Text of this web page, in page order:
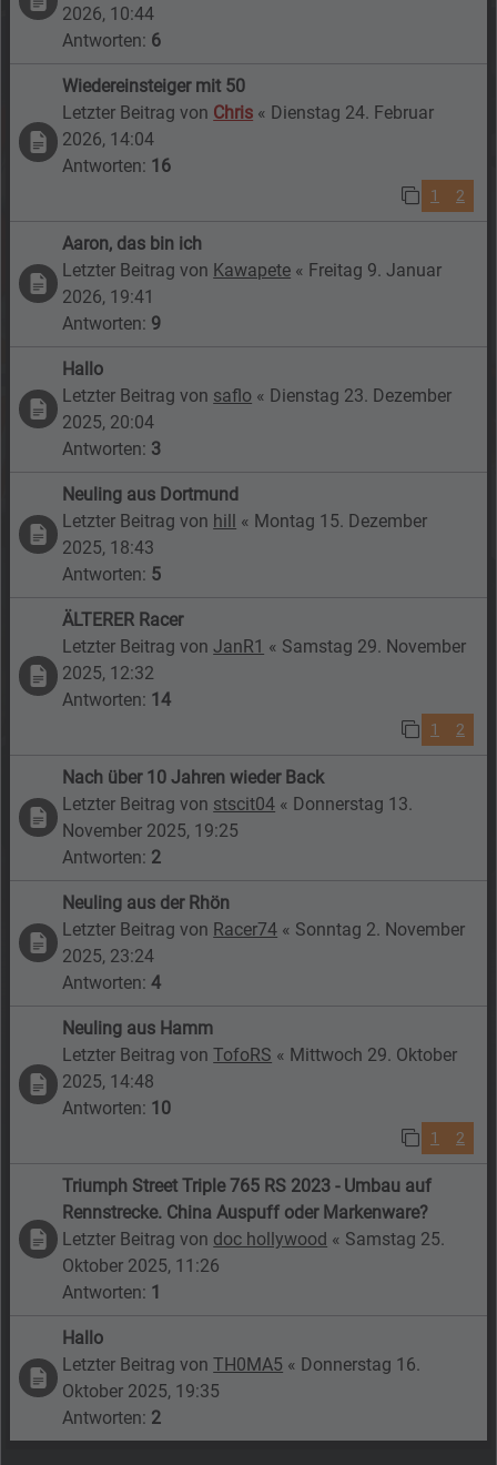
2026, 10:44
Antworten: 6
Wiedereinsteiger mit 50
Letzter Beitrag von Chris « Dienstag 24. Februar
2026, 14:04
Antworten: 16
1 2
Aaron, das bin ich
Letzter Beitrag von Kawapete « Freitag 9. Januar
2026, 19:41
Antworten: 9
Hallo
Letzter Beitrag von saflo « Dienstag 23. Dezember
2025, 20:04
Antworten: 3
Neuling aus Dortmund
Letzter Beitrag von hill « Montag 15. Dezember
2025, 18:43
Antworten: 5
ÄLTERER Racer
Letzter Beitrag vonJanR1 « Samstag 29. November
2025, 12:32
Antworten: 14
1 2
Nach über 10 Jahren wieder Back
Letzter Beitrag von stscit04 « Donnerstag 13.
November 2025, 19:25
Antworten: 2
Neuling aus der Rhön
Letzter Beitrag von Racer74 « Sonntag 2. November
2025, 23:24
Antworten:4
Neuling aus Hamm
Letzter Beitrag vonTofoRS « Mittwoch 29. Oktober
2025, 14:48
Antworten: 10
1 2
Triumph Street Triple 765 RS 2023 - Umbau auf
Rennstrecke. China Auspuff oder Markenware?
Letzter Beitrag von doc hollywood « Samstag 25.
Oktober 2025, 11:26
Antworten: 1
Hallo
Letzter Beitrag vonTH0MA5 « Donnerstag 16.
Oktober 2025, 19:35
Antworten: 2